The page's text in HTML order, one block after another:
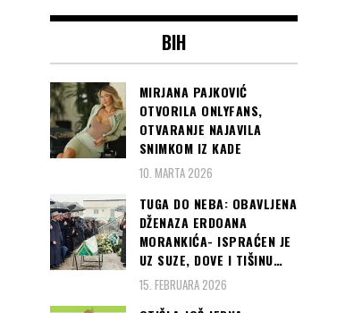
BIH
MIRJANA PAJKOVIĆ
OTVORILA ONLYFANS,
OTVARANJE NAJAVILA
SNIMKOM IZ KADE
10. MARTA 2026
TUGA DO NEBA: OBAVLJENA
DŽENAZA ERDOANA
MORANKIĆA- ISPRAĆEN JE
UZ SUZE, DOVE I TIŠINU…
15. FEBRUARA 2026